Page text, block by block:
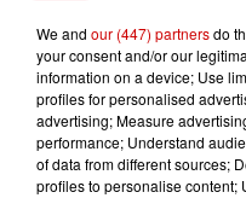
Jeux
We and our (447) partnersdo
your consent and/or our
information on a device; Use
profiles for personalised
advertising; Measure
performance; Understand
of data from different sources;
profiles to personalise content;